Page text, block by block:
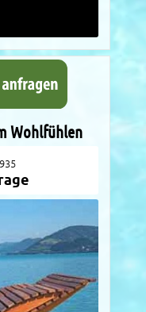
Wohlfühlen